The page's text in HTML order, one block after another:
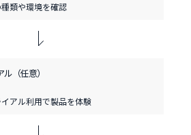
類や環境を確認
ル （任意）
アル利用で製品を体験